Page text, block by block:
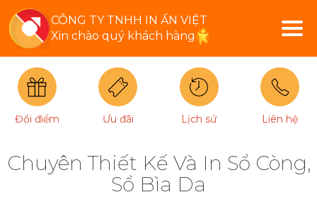
CÔNG TY TNHH IN ẤN VIỆT
Xin chào quý khách hàng
Đổi điểm Ưu đãi Lịch sử Liên hệ
Chuyên Thiết Kế Và In Sổ Còng,
Sổ Bìa Da